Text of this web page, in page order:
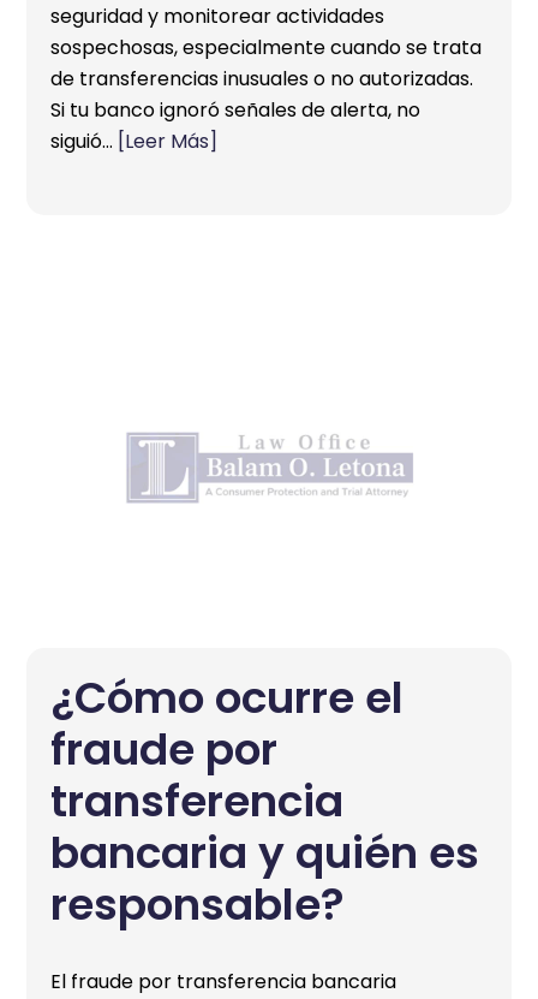
seguridad y monitorear actividades
sospechosas, especialmente cuando se trata
de transferencias inusuales o no autorizadas.
Si tu banco ignoró señales de alerta, no
siguió… [Leer Más]
¿Cómo ocurre el
fraude por
transferencia
bancaria y quién es
responsable?
El fraude por transferencia bancaria